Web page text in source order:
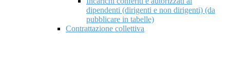
dipendenti (dirigenti e non dirigenti) (da
pubblicare in tabelle)
Contrattazione collettiva